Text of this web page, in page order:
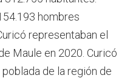
hombres
representaban el
Maule en 2020. Curicó
de la región de